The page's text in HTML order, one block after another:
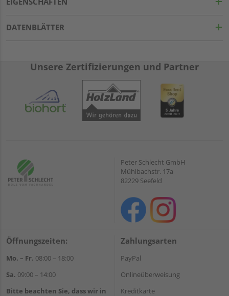
DATENBLÄTTER
Unsere Zertifizierungen und Partner
Peter Schlecht GmbH
Mühlbachstr. 17a
82229 Seefeld
Öffnungszeiten:
Mo. – Fr. 08:00 – 18:00
Sa. 09:00 – 14:00
Bitte beachten Sie, dass wir in
Zahlungsarten
PayPal
Onlineüberweisung
Kreditkarte